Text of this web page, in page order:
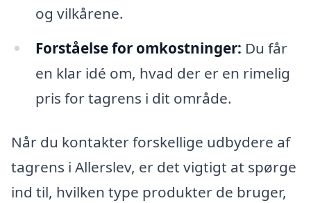
og vilkårene.
Forståelse for omkostninger: Du får
en klar idé om, hvad der er en rimelig
pris for tagrens i dit område.
Når du kontakter forskellige udbydere af
tagrens i Allerslev, er det vigtigt at spørge
ind til, hvilken type produkter de bruger,